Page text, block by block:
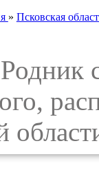
» Псковская